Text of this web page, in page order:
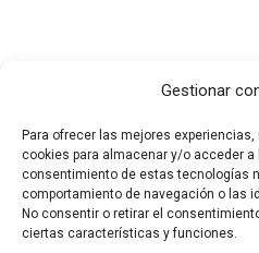
Gestionar
Para ofrecer las mejores
cookies para almacenar y/o acceder a
consentimiento de estas tecnologías
comportamiento de navegación o las
No consentir o retirar el
ciertas características y funciones.
Todos los derechos © 2026 El
gracias aTema